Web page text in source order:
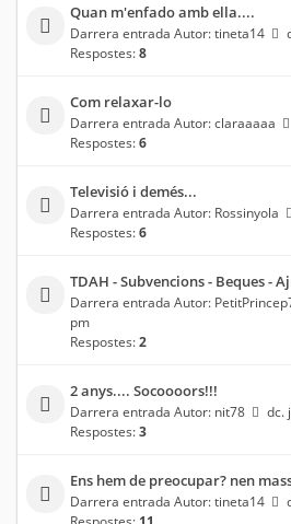
Quan m'enfado amb ella....
Darrera entrada Autor:tineta14
Respostes:8
Com relaxar-lo
Darrera entrada Autor:claraaaaa
Respostes:6
Televisió i demés...
Darrera entrada Autor: Rossinyola
Respostes:6
TDAH - Subvencions - Beques -
Darrera entrada Autor:
pm
Respostes:2
2 anys.... Socoooors!!!
Darrera entrada Autor: nit78
dc.
Respostes:3
Ens hem de preocupar? nen
Darrera entrada Autor:tineta14
Respostes: 11